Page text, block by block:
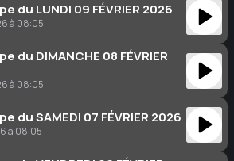
du LUNDI 09 FÉVRIER 2026
à 08:05
du DIMANCHE 08 FÉVRIER
à 08:05
du SAMEDI 07 FÉVRIER 2026
à 08:05